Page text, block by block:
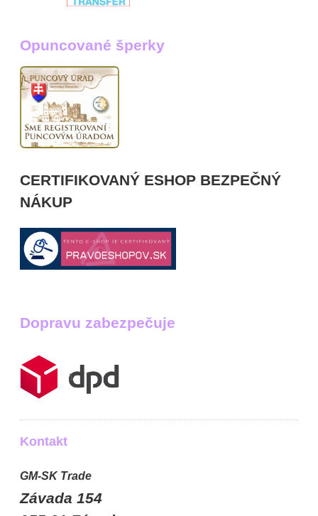
Opuncované šperky
CERTIFIKOVANÝ ESHOP BEZPEČNÝ
NÁKUP
Dopravu zabezpečuje
Kontakt
GM-SK Trade
Závada 154